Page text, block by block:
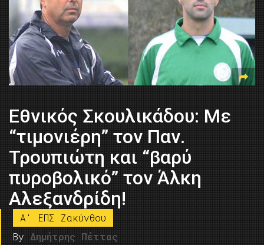
Εθνικός Σκουλικάδου: Με
“τιμονιέρη” τον Παν.
Τρουπιώτη και “βαρύ
πυροβολικό” τον Άλκη
Αλεξανδρίδη!
A' ΕΠΣ Ζακύνθου
By Δημήτρης Πέττας